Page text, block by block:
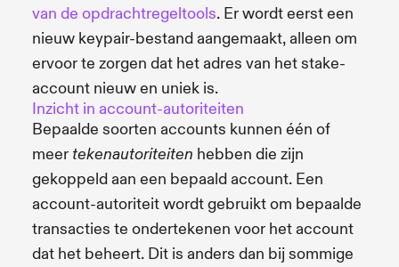
van de opdrachtregeltools. Er wordt eerst een
nieuw keypair-bestand aangemaakt, alleen om
ervoor te zorgen dat het adres van het stake-
account nieuw en uniek is.
Inzicht in account-autoriteiten
Bepaalde soorten accounts kunnen één of
meer tekenautoriteiten hebben die zijn
gekoppeld aan een bepaald account. Een
account-autoriteit wordt gebruikt om bepaalde
transacties te ondertekenen voor het account
dat het beheert. Dit is anders dan bij sommige